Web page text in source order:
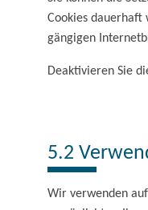
Cookies dauerhaft
gängigen
Deaktivieren Sie
5.2
Wir verwenden